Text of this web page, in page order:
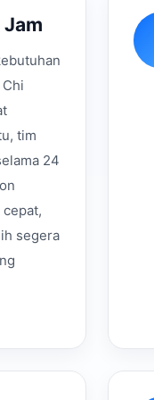
tim
24
segera